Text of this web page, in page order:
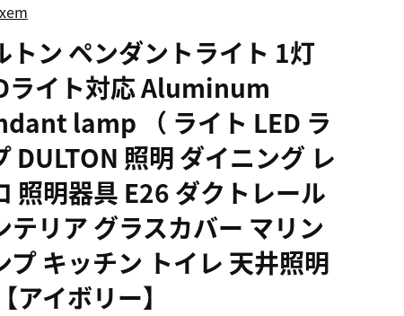
トン ペンダントライト 1灯
ライト対応 Aluminum
lamp （ ライト LED ラ
DULTON 照明 ダイニング レ
照明器具 E26 ダクトレール
テリア グラスカバー マリン
プ キッチン トイレ 天井照明
アイボリー】